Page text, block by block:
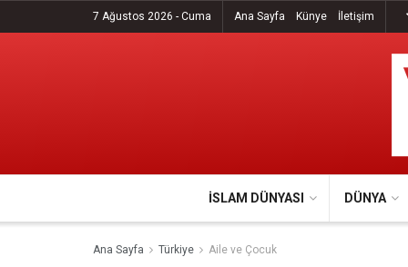
7 Ağustos 2026 - Cuma Ana Sayfa Künye İletişim
İSLAM DÜNYASI DÜNYA
Ana Sayfa Türkiye Aile ve Çocuk